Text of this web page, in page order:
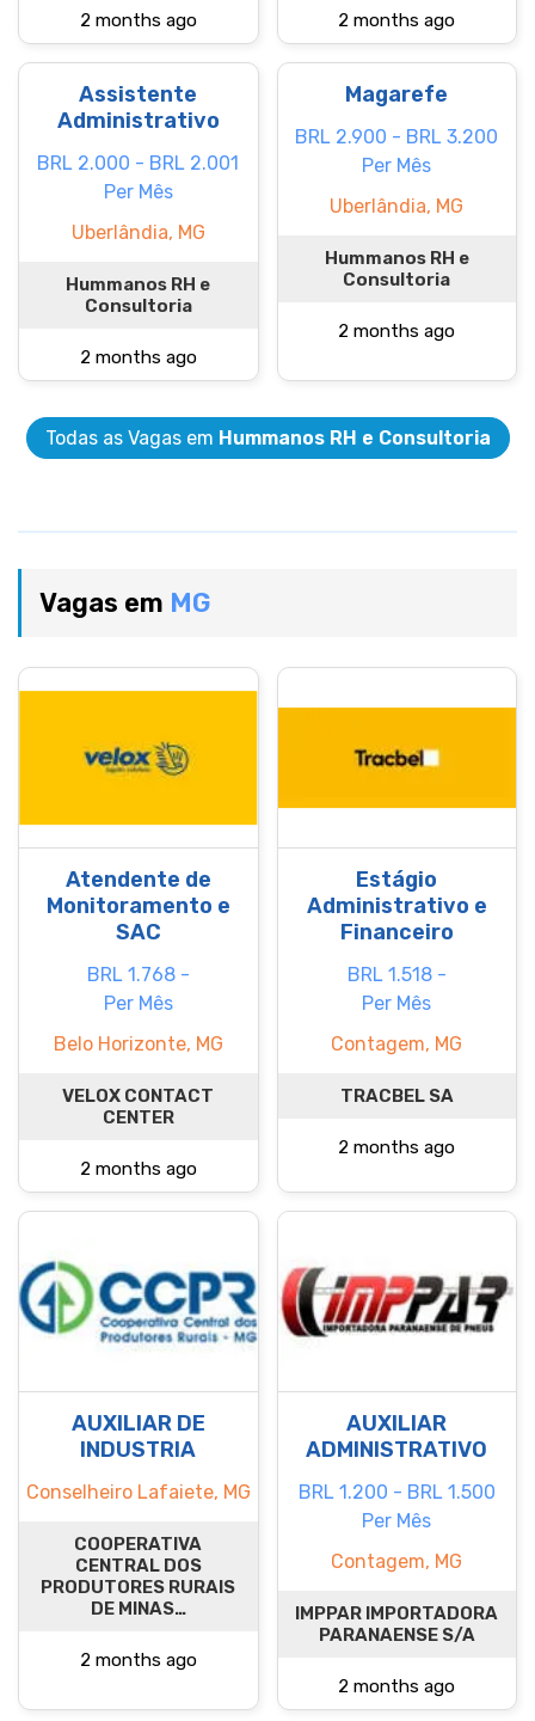
2 months ago 2 months ago
Assistente
Administrativo
BRL 2.000 - BRL 2.001
Per Mês
Uberlândia, MG
Hummanos RH e
Consultoria
2 months ago
Magarefe
BRL 2.900 - BRL 3.200
Per Mês
Uberlândia, MG
Hummanos RH e
Consultoria
2 months ago
Todas as Vagas em Hummanos RH e Consultoria
Vagas em MG
Atendente de
Monitoramento e
SAC
BRL 1.768 -
Per Mês
Belo Horizonte, MG
VELOX CONTACT
CENTER
2 months ago
Estágio
Administrativo e
Financeiro
BRL 1.518 -
Per Mês
Contagem, MG
TRACBEL SA
2 months ago
AUXILIAR DE
INDUSTRIA
Conselheiro Lafaiete, MG
COOPERATIVA
CENTRAL DOS
PRODUTORES RURAIS
DE MINAS…
2 months ago
AUXILIAR
ADMINISTRATIVO
BRL 1.200 - BRL 1.500
Per Mês
Contagem, MG
IMPPAR IMPORTADORA
PARANAENSE S/A
2 months ago